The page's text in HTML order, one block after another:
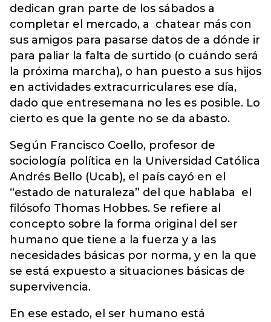
dedican gran parte de los sábados a
completar el mercado, a chatear más con
sus amigos para pasarse datos de a dónde ir
para paliar la falta de surtido (o cuándo será
la próxima marcha), o han puesto a sus hijos
en actividades extracurriculares ese día,
dado que entresemana no les es posible. Lo
cierto es que la gente no se da abasto.
Según Francisco Coello, profesor de
sociología política en la Universidad Católica
Andrés Bello (Ucab), el país cayó en el
“estado de naturaleza” del que hablaba el
filósofo Thomas Hobbes. Se refiere al
concepto sobre la forma original del ser
humano que tiene a la fuerza y a las
necesidades básicas por norma, y en la que
se está expuesto a situaciones básicas de
supervivencia.
En ese estado, el ser humano está